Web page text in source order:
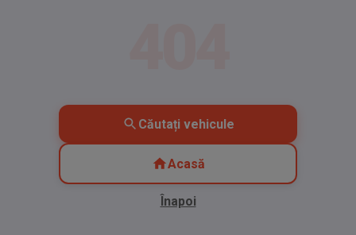
Căutați vehicule
Acasă
Înapoi